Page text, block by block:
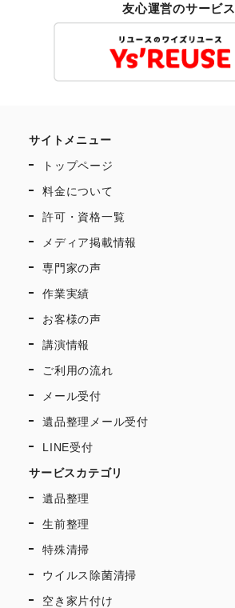
友心運営のサービス
サイトメニュー
トップページ
料金について
許可・資格一覧
メディア掲載情報
専門家の声
作業実績
お客様の声
講演情報
ご利用の流れ
メール受付
遺品整理メール受付
LINE受付
サービスカテゴリ
遺品整理
生前整理
特殊清掃
ウイルス除菌清掃
空き家片付け